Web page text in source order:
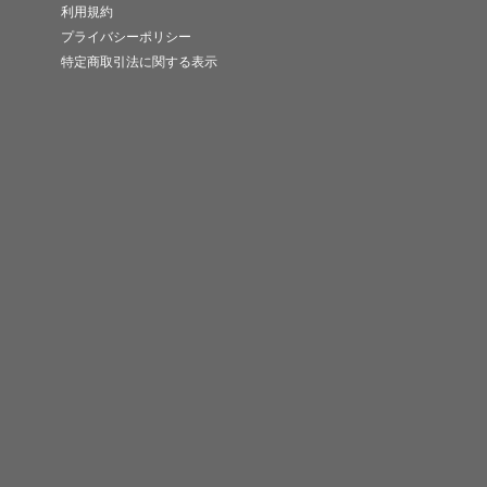
利用規約
プライバシーポリシー
特定商取引法に関する表示